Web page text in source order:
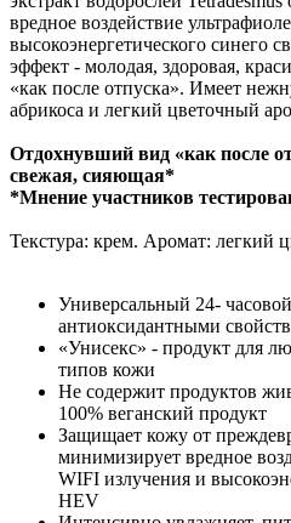
вредное воздействие
высокоэнергетического синего
эффект - молодая, здоровая,
«как после отпуска». Имеет
абрикоса и легкий цветочный
Отдохнувший вид «как после
свежая, сияющая*
*Мнение участников
Текстура: крем. Аромат: легкий
Универсальный 24-
антиоксидантными
«Унисекс» - продукт для
типов кожи
Не содержит продуктов
100% веганский продукт
Защищает кожу от
минимизирует вредное
WIFI излучения и
HEV